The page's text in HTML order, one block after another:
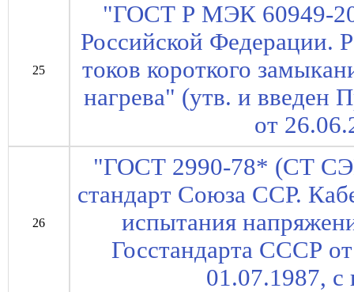
25
"ГОСТ Р МЭК 60949-
Российской Федерации.
токов короткого
нагрева" (утв. и введен
от
26
"ГОСТ 2990-78* (СТ
стандарт Союза ССР.
испытания
Госстандарта СССР
01.07.1987, с